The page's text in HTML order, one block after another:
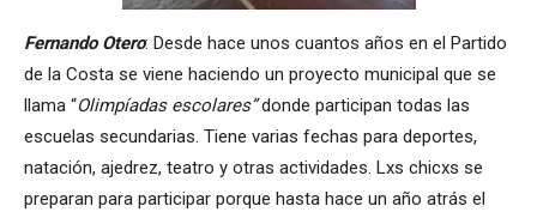
Fernando Otero: Desde hace unos cuantos años en el Partido
de la Costa se viene haciendo un proyecto municipal que se
llama “Olimpíadas escolares”donde participan todas las
escuelas secundarias. Tiene varias fechas para deportes,
natación, ajedrez, teatro y otras actividades. Lxs chicxs se
preparan para participar porque hasta hace un año atrás el